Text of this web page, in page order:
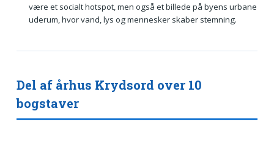
være et socialt hotspot, men også et billede på byens urbane
uderum, hvor vand, lys og mennesker skaber stemning.
Del af århus Krydsord over 10
bogstaver